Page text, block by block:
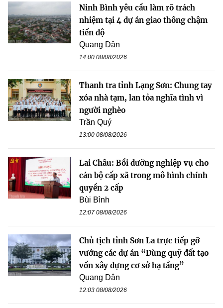
Ninh Bình yêu cầu làm rõ trách
nhiệm tại 4 dự án giao thông chậm
tiến độ
Quang Dân
14:00 08/08/2026
Thanh tra tỉnh Lạng Sơn: Chung tay
xóa nhà tạm, lan tỏa nghĩa tình vì
người nghèo
Trần Quý
13:00 08/08/2026
Lai Châu: Bồi dưỡng nghiệp vụ cho
cán bộ cấp xã trong mô hình chính
quyền 2 cấp
Bùi Bình
12:07 08/08/2026
Chủ tịch tỉnh Sơn La trực tiếp gỡ
vướng các dự án “Dùng quỹ đất tạo
vốn xây dựng cơ sở hạ tầng”
Quang Dân
12:03 08/08/2026